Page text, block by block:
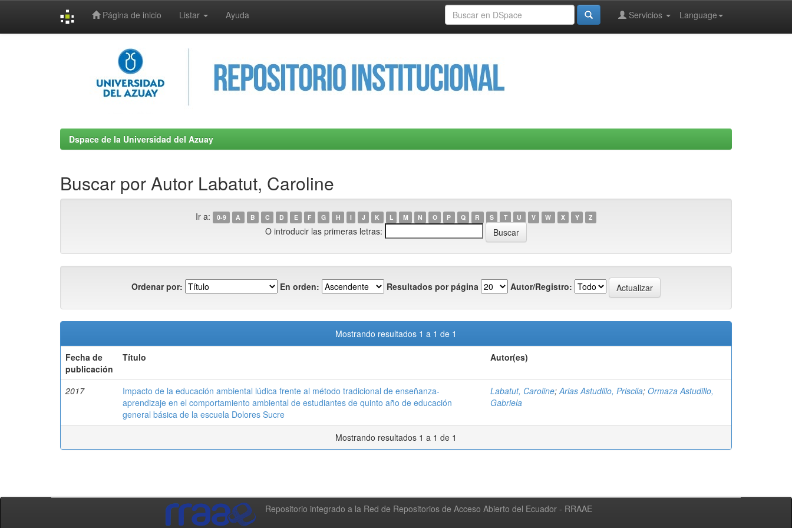
Página de inicio Listar Ayuda Language
Servicios
Dspace de la Universidad del Azuay
Buscar por Autor Labatut, Caroline
Ir a: 0-9 A B C D E F G H I J K L M N O P Q R S T U V W X Y Z
O introducir las primeras letras:
Ordenar por: En orden: Resultados por página Autor/Registro:
Mostrando resultados 1 a 1 de 1
Fecha de
publicación
Título Autor(es)
2017
Impacto de la educación ambiental lúdica frente al método tradicional de enseñanza-
aprendizaje en el comportamiento ambiental de estudiantes de quinto año de educación
general básica de la escuela Dolores Sucre
Labatut, Caroline;Arias Astudillo, Priscila; Ormaza Astudillo,
Gabriela
Mostrando resultados 1 a 1 de 1
Repositorio integrado a la Red de Repositorios de Acceso Abierto del Ecuador - RRAAE